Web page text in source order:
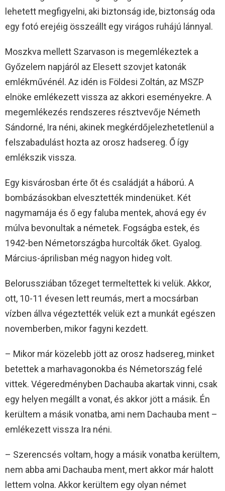
lehetett megfigyelni, aki biztonság ide, biztonság oda
egy fotó erejéig összeállt egy virágos ruhájú lánnyal.
Moszkva mellett Szarvason is megemlékeztek a
Győzelem napjáról az Elesett szovjet katonák
emlékművénél. Az idén is Földesi Zoltán, az MSZP
elnöke emlékezett vissza az akkori eseményekre. A
megemlékezés rendszeres résztvevője Németh
Sándorné, Ira néni, akinek megkérdőjelezhetetlenül a
felszabadulást hozta az orosz hadsereg. Ő így
emlékszik vissza.
Egy kisvárosban érte őt és családját a háború. A
bombázásokban elvesztették mindenüket. Két
nagymamája és ő egy faluba mentek, ahová egy év
múlva bevonultak a németek. Fogságba estek, és
1942-ben Németországba hurcolták őket. Gyalog.
Március-áprilisban még nagyon hideg volt.
Belorussziában tőzeget termeltettek ki velük. Akkor,
ott, 10-11 évesen lett reumás, mert a mocsárban
vízben állva végeztették velük ezt a munkát egészen
novemberben, mikor fagyni kezdett.
– Mikor már közelebb jött az orosz hadsereg, minket
betettek a marhavagonokba és Németország felé
vittek. Végeredményben Dachauba akartak vinni, csak
egy helyen megállt a vonat, és akkor jött a másik. Én
kerültem a másik vonatba, ami nem Dachauba ment –
emlékezett vissza Ira néni.
– Szerencsés voltam, hogy a másik vonatba kerültem,
nem abba ami Dachauba ment, mert akkor már halott
lettem volna. Akkor kerültem egy olyan német